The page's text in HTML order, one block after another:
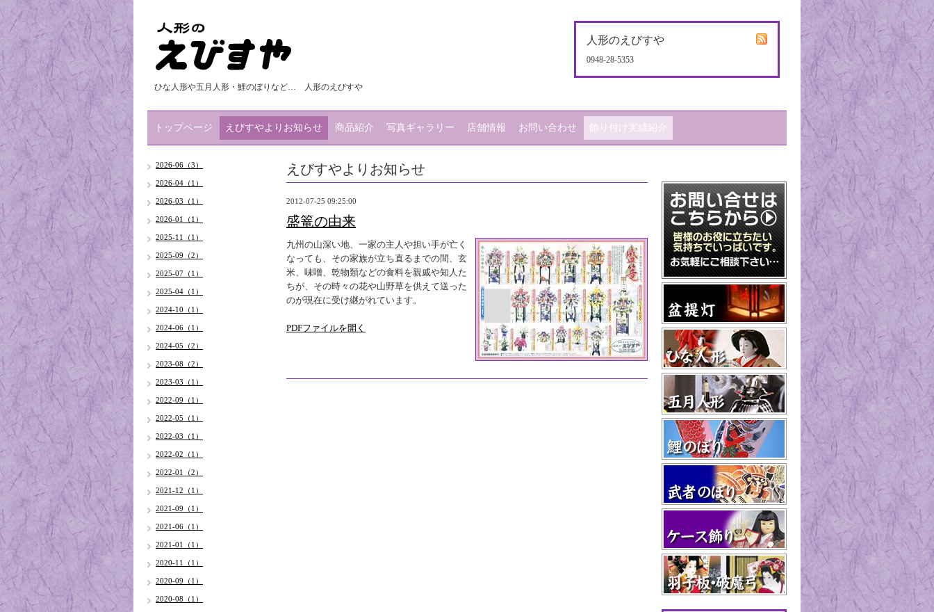
人形のえびすや
0948-28-5353
ひな人形や五月人形・鯉のぼりなど… 人形のえびすや
トップページ えびすやよりお知らせ 商品紹介 写真ギャラリー 店舗情報 お問い合わせ 飾り付け実績紹介
えびすやよりお知らせ
2012-07-25 09:25:00
盛篭の由来
九州の山深い地、一家の主人や担い手が亡く
なっても、その家族が立ち直るまでの間、玄
米、味噌、乾物類などの食料を親戚や知人た
ちが、その時々の花や山野草を供えて送った
のが現在に受け継がれています。
PDFファイルを開く
2026-06（3）
2026-04（1）
2026-03（1）
2026-01（1）
2025-11（1）
2025-09（2）
2025-07（1）
2025-04（1）
2024-10（1）
2024-06（1）
2024-05（2）
2023-08（2）
2023-03（1）
2022-09（1）
2022-05（1）
2022-03（1）
2022-02（1）
2022-01（2）
2021-12（1）
2021-09（1）
2021-06（1）
2021-01（1）
2020-11（1）
2020-09（1）
2020-08（1）